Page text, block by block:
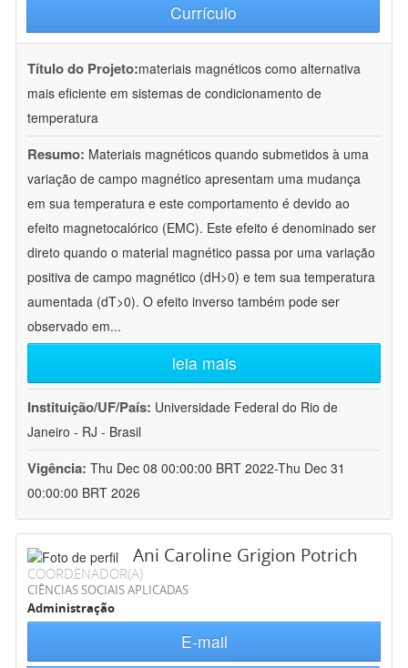
Currículo
Título do Projeto:materiais magnéticos como alternativa
mais eficiente em sistemas de condicionamento de
temperatura
Resumo: Materiais magnéticos quando submetidos à uma
variação de campo magnético apresentam uma mudança
em sua temperatura e este comportamento é devido ao
efeito magnetocalórico (EMC). Este efeito é denominado ser
direto quando o material magnético passa por uma variação
positiva de campo magnético (dH>0) e tem sua temperatura
aumentada (dT>0). O efeito inverso também pode ser
observado em...
leia mais
Instituição/UF/País: Universidade Federal do Rio de
Janeiro - RJ - Brasil
Vigência: Thu Dec 08 00:00:00 BRT 2022-Thu Dec 31
00:00:00 BRT 2026
Ani Caroline Grigion Potrich
COORDENADOR(A)
CIÊNCIAS SOCIAIS APLICADAS
Administração
E-mail